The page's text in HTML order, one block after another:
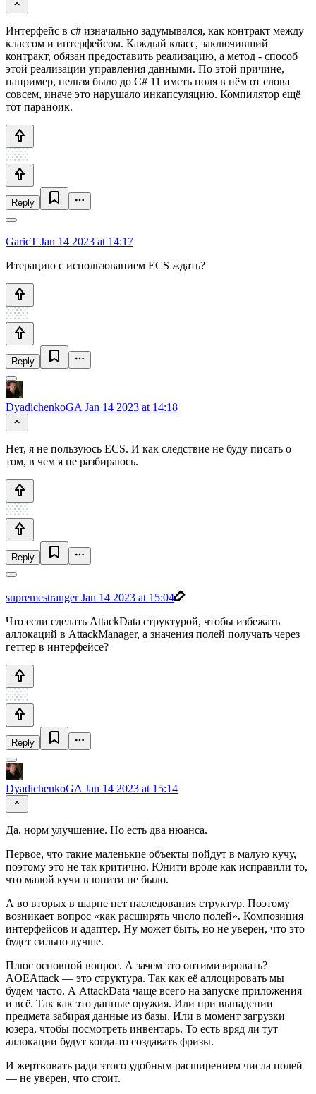
Интерфейс в c# изначально задумывался, как контракт между
классом и интерфейсом. Каждый класс, заключивший
контракт, обязан предоставить реализацию, а метод - способ
этой реализации управления данными. По этой причине,
например, нельзя было до C# 11 иметь поля в нём от слова
совсем, иначе это нарушало инкапсуляцию. Компилятор ещё
тот параноик.
Reply
GaricT Jan 14 2023 at 14:17
Итерацию с использованием ECS ждать?
Reply
DyadichenkoGA Jan 14 2023 at 14:18
Нет, я не пользуюсь ECS. И как следствие не буду писать о
том, в чем я не разбираюсь.
Reply
supremestrangerJan 14 2023 at 15:04
Что если сделать AttackData структурой, чтобы избежать
аллокаций в AttackManager, а значения полей получать через
геттер в интерфейсе?
Reply
DyadichenkoGA Jan 14 2023 at 15:14
Да, норм улучшение. Но есть два нюанса.
Первое, что такие маленькие объекты пойдут в малую кучу,
поэтому это не так критично. Юнити вроде как исправили то,
что малой кучи в юнити не было.
А во вторых в шарпе нет наследования структур. Поэтому
возникает вопрос «как расширять число полей». Композиция
интерфейсов и адаптер. Ну может быть, но не уверен, что это
будет сильно лучше.
Плюс основной вопрос. А зачем это оптимизировать?
AOEAttack — это структура. Так как её аллоцировать мы
будем часто. А AttackData чаще всего на запуске приложения
и всё. Так как это данные оружия. Или при выпадении
предмета забирая данные из базы. Или в момент загрузки
юзера, чтобы посмотреть инвентарь. То есть вряд ли тут
аллокации будут когда-то создавать фризы.
И жертвовать ради этого удобным расширением числа полей
— не уверен, что стоит.